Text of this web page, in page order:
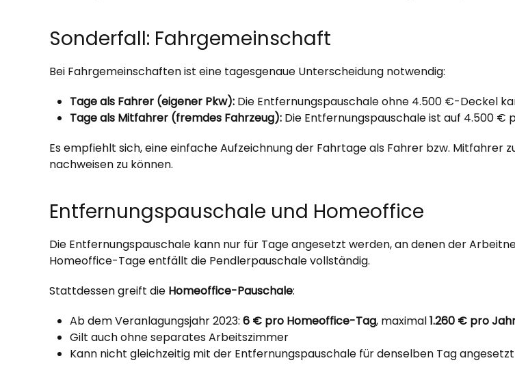
Sonderfall: Fahrgemeinschaft
Bei Fahrgemeinschaften ist eine tagesgenaue Unterscheidung notwendig:
Tage als Fahrer (eigener Pkw): Die Entfernungspauschale ohne 4.500 €-Deckel
Tage als Mitfahrer (fremdes Fahrzeug): Die Entfernungspauschale ist auf 4.500 €
Es empfiehlt sich, eine einfache Aufzeichnung der Fahrtage als Fahrer bzw. Mitfahrer
nachweisen zu können.
Entfernungspauschale und Homeoffice
Die Entfernungspauschale kann nur für Tage angesetzt werden, an denen der
Homeoffice-Tage entfällt die Pendlerpauschale vollständig.
Stattdessen greift die Homeoffice-Pauschale:
Ab dem Veranlagungsjahr 2023: 6 € pro Homeoffice-Tag, maximal1.260 € pro
Gilt auch ohne separates Arbeitszimmer
Kann nicht gleichzeitig mit der Entfernungspauschale für denselben Tag